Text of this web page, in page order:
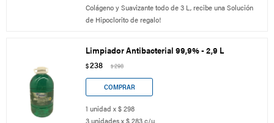
Colágeno y Suavizante todo de 3 L, recibe una Solución
de Hipoclorito de regalo!
Limpiador Antibacterial 99,9% - 2,9 L
$238 $298
1 unidad x $ 298
3 unidades x $ 283 c/u